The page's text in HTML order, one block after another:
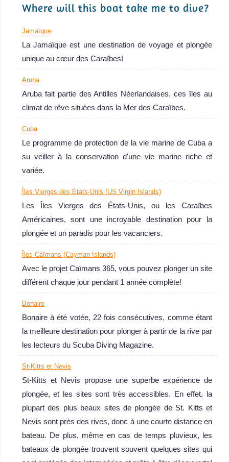
Îles Turques-et-Caïques (Turks & Caicos) Avis sur la plongée
Caraïbes
Les Caraïbes figurent parmi les destinations les plus
plongées du monde. Il s'agit d'une superbe destination
autant pour les débutants que pour les experts. En effet,
les milliers de sites de plongée proposent des opportunités
pour tous les goûts et types de plongeurs.
Caraïbes Avis sur la plongée
Saba
une panoplie de
sites de plongée
sous-marine
marine riche et
dense.
plongée
Saint-
Martin
Une destination
de choix pour
les plongées sur
épaves et les
MV Bahamas Master
MV Bahamas Master Avis sur le Bateau de Croisière Plongée
Vision
Le Vision III est
un bateau de
le Bateau de
Croisière
Plongée
Where will this boat take me to dive?
Jamaïque
La Jamaïque est une destination de voyage et plongée
unique au cœur des Caraïbes!
Aruba
Aruba fait partie des Antilles Néerlandaises, ces îles au
climat de rêve situées dans la Mer des Caraïbes.
Cuba
Le programme de protection de la vie marine de Cuba a
su veiller à la conservation d'une vie marine riche et
variée.
Îles Vierges des États-Unis (US Virgin Islands)
Les Îles Vierges des États-Unis, ou les Caraïbes
Américaines, sont une incroyable destination pour la
plongée et un paradis pour les vacanciers.
Îles Caïmans (Cayman Islands)
Avec le projet Caïmans 365, vous pouvez plonger un site
différent chaque jour pendant 1 année complète!
Bonaire
Bonaire à été votée, 22 fois consécutives, comme étant
la meilleure destination pour plonger à partir de la rive par
les lecteurs du Scuba Diving Magazine.
St-Kitts et Nevis
St-Kitts et Nevis propose une superbe expérience de
plongée, et les sites sont très accessibles. En effet, la
plupart des plus beaux sites de plongée de St. Kitts et
Nevis sont près des rives, donc à une courte distance en
bateau. De plus, même en cas de temps pluvieux, les
bateaux de plongée trouvent souvent quelques sites qui